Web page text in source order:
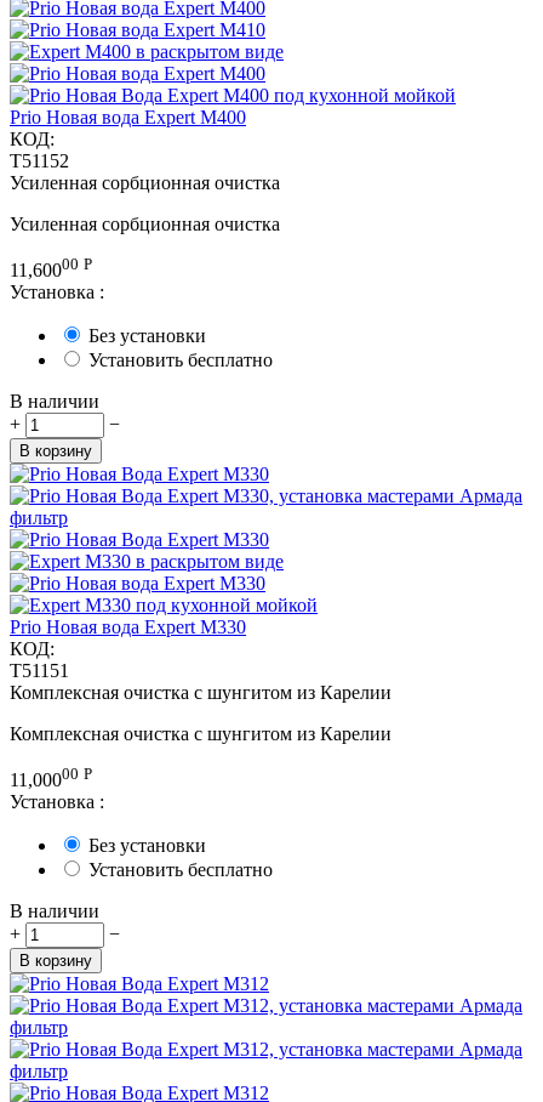
Prio Новая вода Expert M400
КОД:
T51152
Усиленная сорбционная очистка
Усиленная сорбционная очистка
11,60000 Р
Установка :
Без установки
Установить бесплатно
В наличии
+
−
В корзину
Prio Новая вода Expert M330
КОД:
T51151
Комплексная очистка с шунгитом из Карелии
Комплексная очистка с шунгитом из Карелии
11,00000 Р
Установка :
Без установки
Установить бесплатно
В наличии
+
−
В корзину